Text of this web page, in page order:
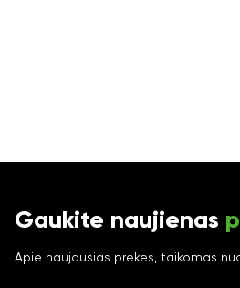
Gaukite naujienas
Apie naujausias prekes, taikomas